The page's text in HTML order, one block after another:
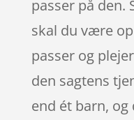
passer på den.
skal du være
passer og
den sagtens
end ét barn,